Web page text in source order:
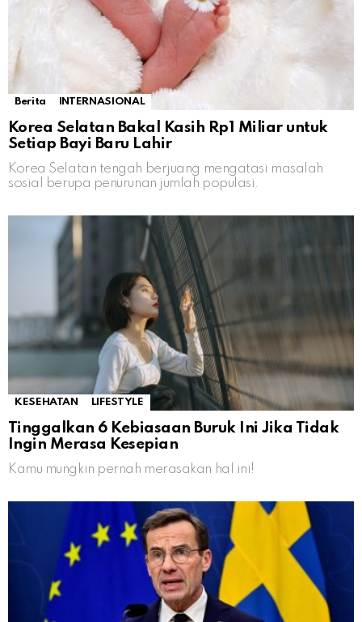
Berita INTERNASIONAL
Korea Selatan Bakal Kasih Rp1 Miliar untuk
Setiap Bayi Baru Lahir
Korea Selatan tengah berjuang mengatasi masalah
sosial berupa penurunan jumlah populasi.
KESEHATAN LIFESTYLE
Tinggalkan 6 Kebiasaan Buruk Ini Jika Tidak
Ingin Merasa Kesepian
Kamu mungkin pernah merasakan hal ini!